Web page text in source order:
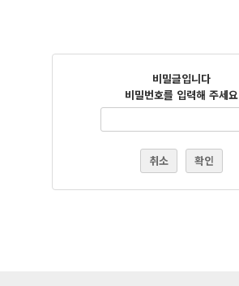
비밀글입니다
비밀번호를 입력해 주세요
취소 확인